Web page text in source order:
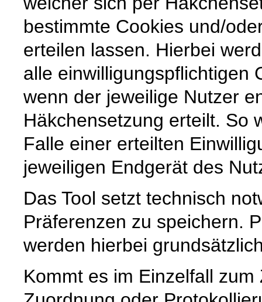
bestimmte Cookies und/
erteilen lassen. Hierbei
alle einwilligungspflichtigen
wenn der jeweilige Nutzer
Häkchensetzung erteilt. So
Falle einer erteilten
jeweiligen Endgerät des
Das Tool setzt technisch
Präferenzen zu speichern.
werden hierbei
Kommt es im Einzelfall